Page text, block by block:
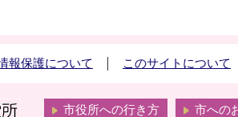
報保護について このサイトについて
市役所への行き方 市への